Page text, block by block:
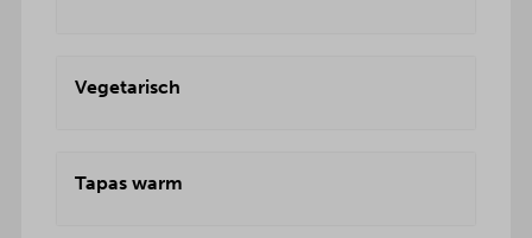
Vegetarisch
Tapas warm